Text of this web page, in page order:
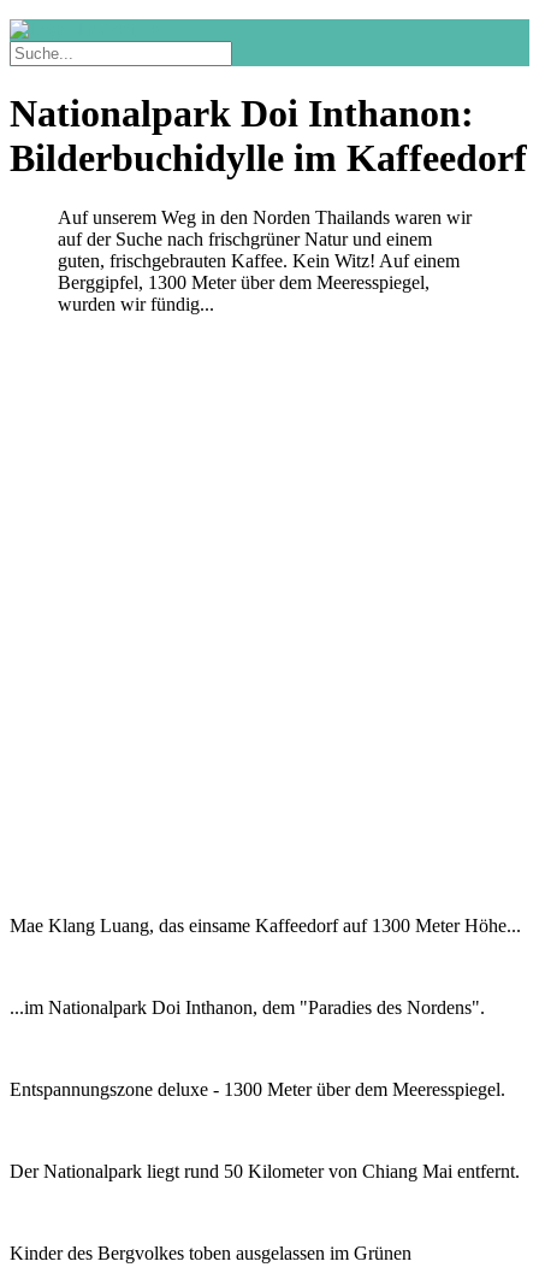
Nationalpark Doi Inthanon:
Bilderbuchidylle im Kaffeedorf
Auf unserem Weg in den Norden Thailands waren wir
auf der Suche nach frischgrüner Natur und einem
guten, frischgebrauten Kaffee. Kein Witz! Auf einem
Berggipfel, 1300 Meter über dem Meeresspiegel,
wurden wir fündig...
Mae Klang Luang, das einsame Kaffeedorf auf 1300 Meter Höhe...
...im Nationalpark Doi Inthanon, dem "Paradies des Nordens".
Entspannungszone deluxe - 1300 Meter über dem Meeresspiegel.
Der Nationalpark liegt rund 50 Kilometer von Chiang Mai entfernt.
Kinder des Bergvolkes toben ausgelassen im Grünen